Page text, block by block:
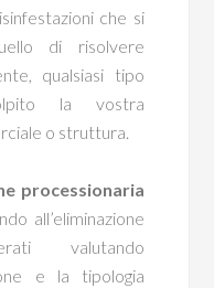
che si
di risolvere
qualsiasi tipo
la vostra
o struttura.
processionaria
all’eliminazione
valutando
e la tipologia